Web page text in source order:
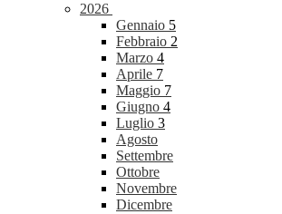
2026
Gennaio 5
Febbraio 2
Marzo 4
Aprile 7
Maggio 7
Giugno 4
Luglio 3
Agosto
Settembre
Ottobre
Novembre
Dicembre